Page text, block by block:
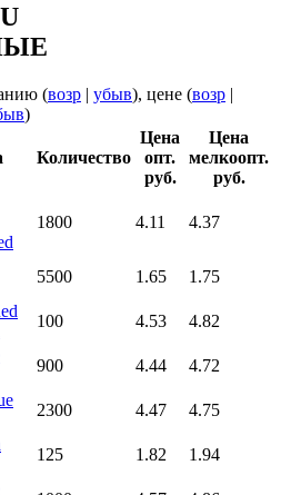
(возр | убыв), цене (возр |
)
Количество
Цена
опт.
руб.
Цена
мелкоопт.
руб.
1800 4.11 4.37
5500 1.65 1.75
100 4.53 4.82
900 4.44 4.72
2300 4.47
4.75
125 1.82 1.94